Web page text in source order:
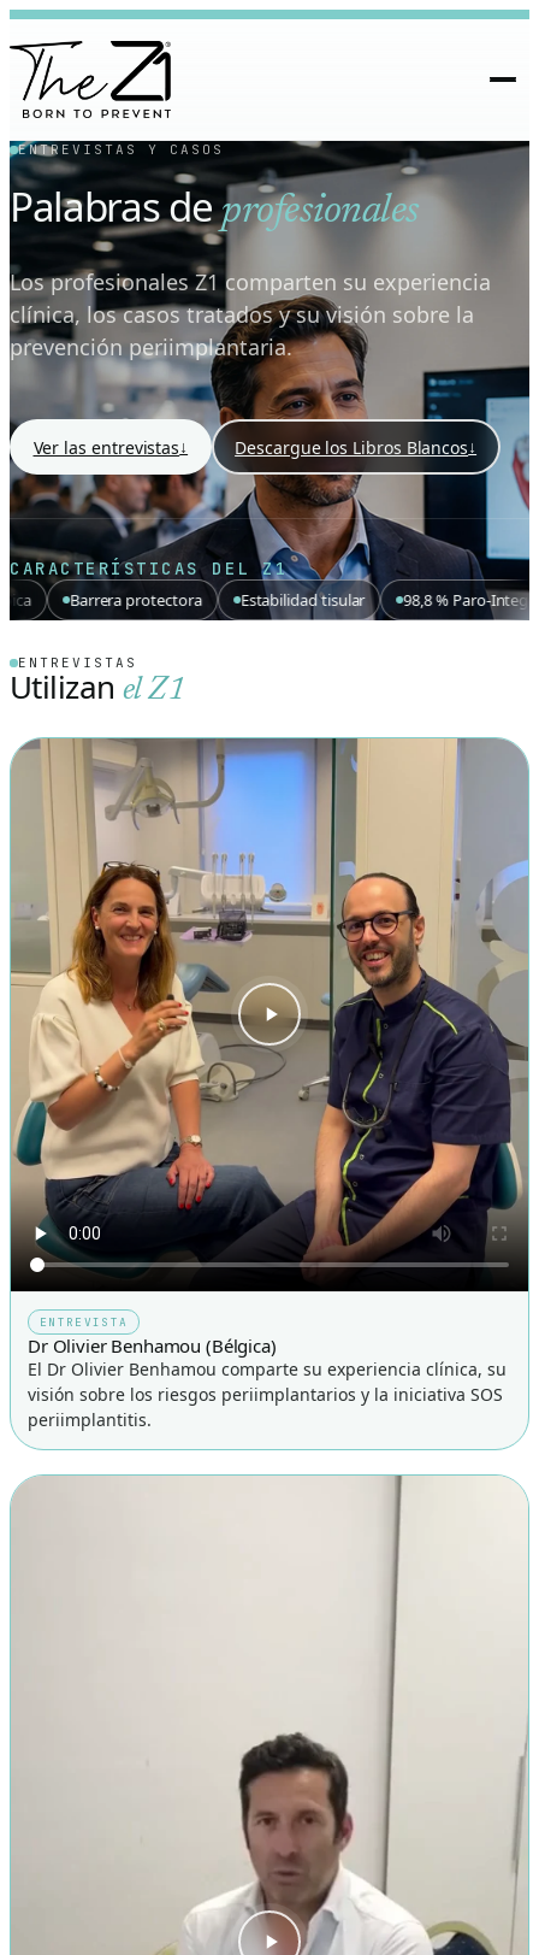
ENTREVISTAS Y CASOS
Palabras de profesionales
Los profesionales Z1 comparten su experiencia
clínica, los casos tratados y su visión sobre la
prevención periimplantaria.
Ver las entrevistas↓ Descargue los Libros Blancos↓
CARACTERÍSTICAS DEL Z1
Estabilidad tisular 98,8 % Paro-Integración Estética
ENTREVISTAS
Utilizan el Z1
ENTREVISTA
Dr Olivier Benhamou (Bélgica)
El Dr Olivier Benhamou comparte su experiencia clínica, su
visión sobre los riesgos periimplantarios y la iniciativa SOS
periimplantitis.